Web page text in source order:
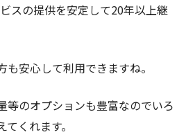
スの提供を安定して20年以上継
安心して利用できますね。
等のオプションも豊富なのでいろ
くれます。